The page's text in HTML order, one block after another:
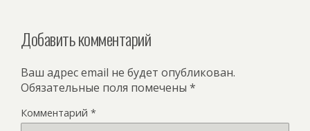
Добавить комментарий
Ваш адрес email не будет опубликован.
Обязательные поля помечены *
Комментарий *